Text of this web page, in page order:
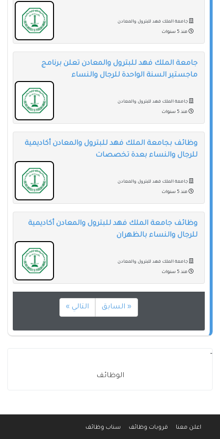
جامعة الملك فهد للبترول والمعادن
منذ 5 سنوات
جامعة الملك فهد للبترول والمعادن تعلن برنامج
ماجستير السنة الواحدة للرجال والنساء
جامعة الملك فهد للبترول والمعادن
منذ 5 سنوات
وظائف بجامعة الملك فهد للبترول والمعادن أكاديمية
للرجال والنساء بعدة تخصصات
جامعة الملك فهد للبترول والمعادن
منذ 5 سنوات
وظائف جامعة الملك فهد للبترول والمعادن أكاديمية
للرجال والنساء بالظهران
جامعة الملك فهد للبترول والمعادن
منذ 5 سنوات
« السابق التالي »
-
الوظائف
اعلن معنا قروبات وظائف سناب وظائف